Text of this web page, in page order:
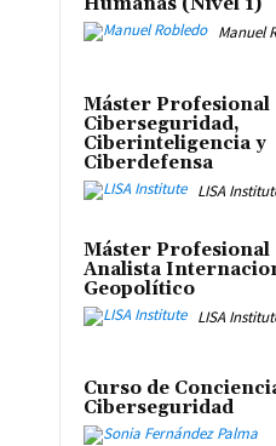
Manuel
Máster Profesional
Ciberseguridad,
Ciberinteligencia y
Ciberdefensa
LISA
Máster Profesional
Analista
Geopolítico
LISA
Curso de
Ciberseguridad